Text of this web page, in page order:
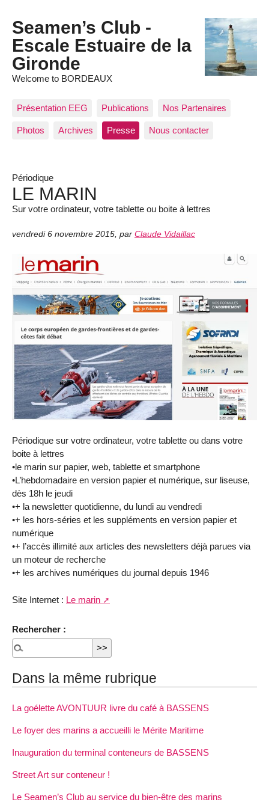
Seamen’s Club -
Escale Estuaire de la
Gironde
Welcome to BORDEAUX
Présentation EEG Publications Nos Partenaires
Photos Archives Presse Nous contacter
Périodique
LE MARIN
Sur votre ordinateur, votre tablette ou boite à lettres
vendredi 6 novembre 2015 par Claude Vidaillac
Périodique sur votre ordinateur, votre tablette ou dans votre
boite à lettres
•le marin sur papier, web, tablette et smartphone
•L’hebdomadaire en version papier et numérique, sur liseuse,
dès 18h le jeudi
•+ la newsletter quotidienne, du lundi au vendredi
•+ les hors-séries et les suppléments en version papier et
numérique
•+ l’accès illimité aux articles des newsletters déjà parues via
un moteur de recherche
•+ les archives numériques du journal depuis 1946
Site Internet : Le marin
Rechercher :
Dans la même rubrique
La goélette AVONTUUR livre du café à BASSENS
Le foyer des marins a accueilli le Mérite Maritime
Inauguration du terminal conteneurs de BASSENS
Street Art sur conteneur !
Le Seamen’s Club au service du bien-être des marins